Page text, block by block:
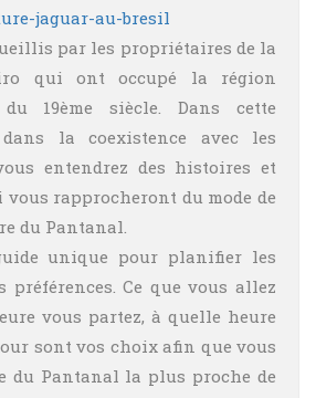
jaguar-au-bresil
par les propriétaires de la
qui ont occupé la région
19ème siècle. Dans cette
la coexistence avec les
entendrez des histoires et
rapprocheront du mode de
du Pantanal.
unique pour planifier les
préférences. Ce que vous allez
vous partez, à quelle heure
sont vos choix afin que vous
du Pantanal la plus proche de